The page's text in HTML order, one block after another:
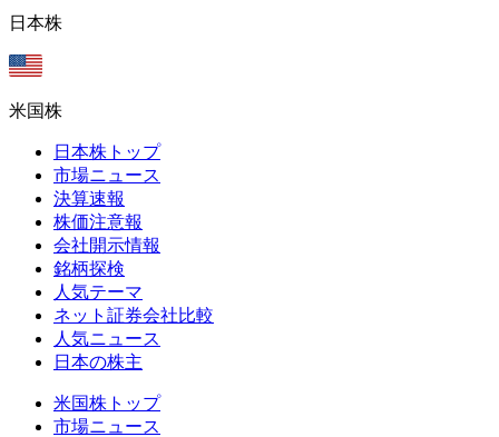
日本株
米国株
日本株トップ
市場ニュース
決算速報
株価注意報
会社開示情報
銘柄探検
人気テーマ
ネット証券会社比較
人気ニュース
日本の株主
米国株トップ
市場ニュース